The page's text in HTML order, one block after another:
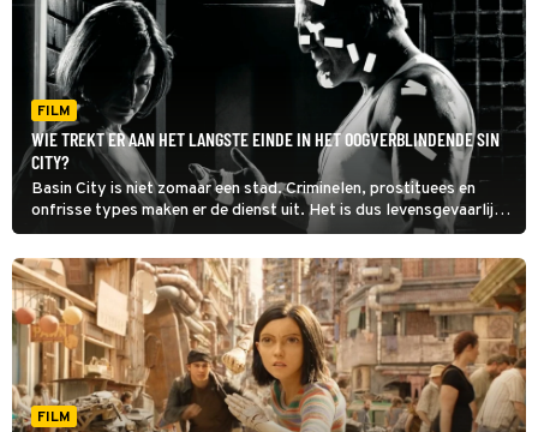
FILM
WIE TREKT ER AAN HET LANGSTE EINDE IN HET OOGVERBLINDENDE SIN
CITY?
Basin City is niet zomaar een stad. Criminelen, prostituees en
onfrisse types maken er de dienst uit. Het is dus levensgevaarlijk
in Basin City, maar het blijkt in Sin City ook een opwindende stad.
FILM